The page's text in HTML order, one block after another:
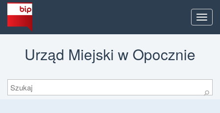
Menu
Urząd Miejski w Opocznie
Szukaj
⚲